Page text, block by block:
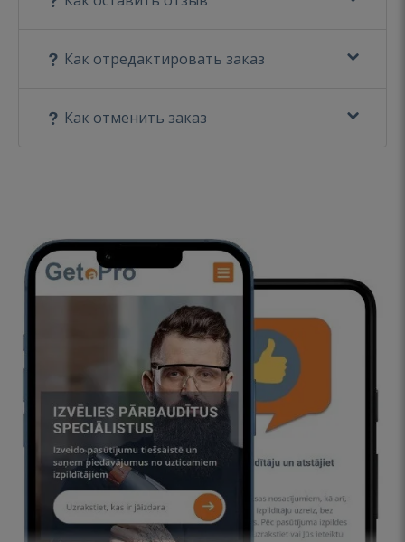
Как отредактировать заказ
Как отменить заказ